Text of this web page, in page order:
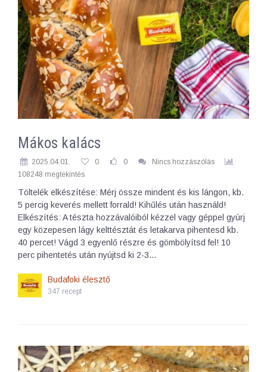
Mákos kalács
2025.04.01. 0 0
Nincs hozzászólás
108248 megtekintés
Töltelék elkészítése: Mérj össze mindent és kis lángon, kb.
5 percig keverés mellett forrald! Kihűlés után használd!
Elkészítés: A tészta hozzávalóiból kézzel vagy géppel gyúrj
egy közepesen lágy kelttésztát és letakarva pihentesd kb.
40 percet! Vágd 3 egyenlő részre és gömbölyítsd fel! 10
perc pihentetés után nyújtsd ki 2-3…
Budafoki élesztő
347 recept